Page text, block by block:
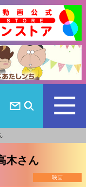
木さん
映画